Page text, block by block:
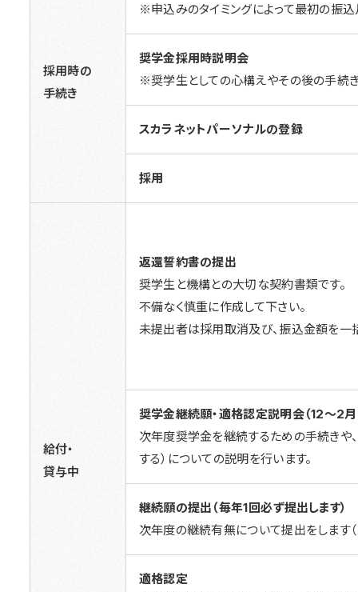
採用時の
手続き
※申込みのタイミングによって最初の振
奨学金採用時説明会
※奨学生としての心構えやその後の手続
スカラネットパーソナルの登録
採用
給付・
貸与中
返還誓約書の提出
奨学生と機構との大切な契約書類です。
不備なく慎重に作成して下さい。
未提出者は採用取消及び、振込金額を一
奨学金継続願・適格認定説明会（12～2月
次年度奨学金を継続するための手続きや
する）についての説明を行います。
継続願の提出（毎年1回必ず提出します）
次年度の継続有無について提出をします（
適格認定